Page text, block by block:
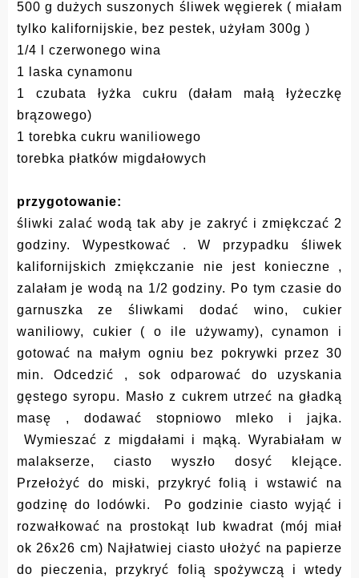
500 g dużych suszonych śliwek węgierek ( miałam
tylko kalifornijskie, bez pestek, użyłam 300g )
1/4 l czerwonego wina
1 laska cynamonu
1 czubata łyżka cukru (dałam małą łyżeczkę
brązowego)
1 torebka cukru waniliowego
torebka płatków migdałowych
przygotowanie:
śliwki zalać wodą tak aby je zakryć i zmiękczać 2
godziny. Wypestkować . W przypadku śliwek
kalifornijskich zmiękczanie nie jest konieczne ,
zalałam je wodą na 1/2 godziny. Po tym czasie do
garnuszka ze śliwkami dodać wino, cukier
waniliowy, cukier ( o ile używamy), cynamon i
gotować na małym ogniu bez pokrywki przez 30
min. Odcedzić , sok odparować do uzyskania
gęstego syropu. Masło z cukrem utrzeć na gładką
masę , dodawać stopniowo mleko i jajka.
Wymieszać z migdałami i mąką. Wyrabiałam w
malakserze, ciasto wyszło dosyć klejące.
Przełożyć do miski, przykryć folią i wstawić na
godzinę do lodówki. Po godzinie ciasto wyjąć i
rozwałkować na prostokąt lub kwadrat (mój miał
ok 26x26 cm) Najłatwiej ciasto ułożyć na papierze
do pieczenia, przykryć folią spożywczą i wtedy